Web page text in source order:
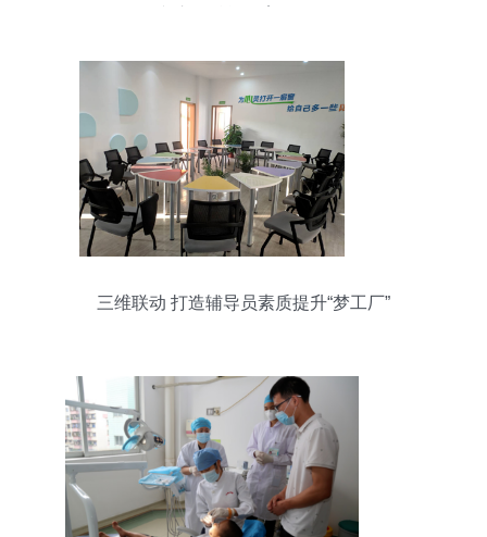
三维联动 打造辅导员素质提升“梦工厂”